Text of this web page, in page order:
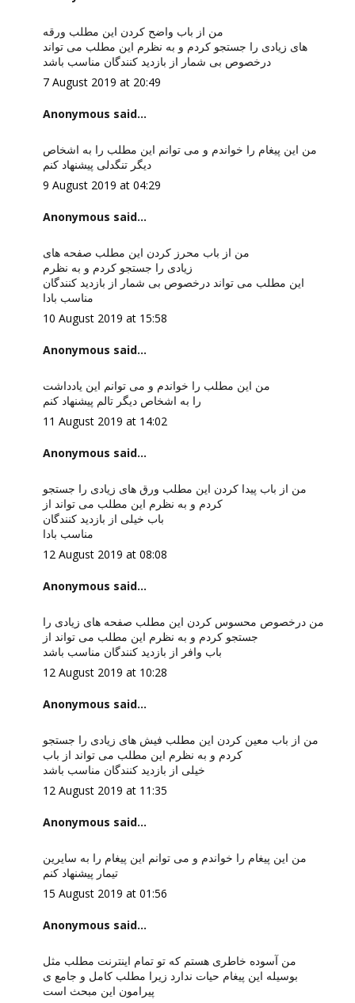
من از باب واضح کردن این مطلب ورقه
های زیادی را جستجو کردم و به نظرم این مطلب می تواند
درخصوص بی شمار از بازدید کنندگان مناسب باشد
7 August 2019 at 20:49
Anonymous said...
من این پیغام را خواندم و می توانم این مطلب را به اشخاص
دیگر تنگدلی پیشنهاد کنم
9 August 2019 at 04:29
Anonymous said...
من از باب محرز کردن این مطلب صفحه های
زیادی را جستجو کردم و به نظرم
این مطلب می تواند درخصوص بی شمار از بازدید کنندگان
مناسب بادا
10 August 2019 at 15:58
Anonymous said...
من این مطلب را خواندم و می توانم این یادداشت
را به اشخاص دیگر تالم پیشنهاد کنم
11 August 2019 at 14:02
Anonymous said...
من از باب پیدا کردن این مطلب ورق های زیادی را جستجو
کردم و به نظرم این مطلب می تواند از
باب خیلی از بازدید کنندگان
مناسب بادا
12 August 2019 at 08:08
Anonymous said...
من درخصوص محسوس کردن این مطلب صفحه های زیادی را
جستجو کردم و به نظرم این مطلب می تواند از
باب وافر از بازدید کنندگان مناسب باشد
12 August 2019 at 10:28
Anonymous said...
من از باب معین کردن این مطلب فیش های زیادی را جستجو
کردم و به نظرم این مطلب می تواند از باب
خیلی از بازدید کنندگان مناسب باشد
12 August 2019 at 11:35
Anonymous said...
من این پیغام را خواندم و می توانم این پیغام را به سایرین
تیمار پیشنهاد کنم
15 August 2019 at 01:56
Anonymous said...
من آسوده خاطری هستم که تو تمام اینترنت مطلب مثل
بوسیله این پیغام حیات ندارد زیرا مطلب کامل و جامع ی
پیرامون این مبحث است